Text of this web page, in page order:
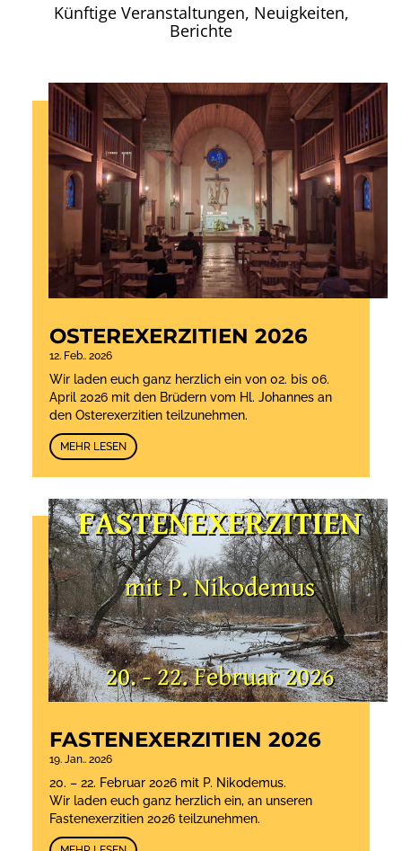
Künftige Veranstaltungen, Neuigkeiten,
Berichte
OSTEREXERZITIEN 2026
12. Feb.. 2026
Wir laden euch ganz herzlich ein von 02. bis 06.
April 2026 mit den Brüdern vom Hl. Johannes an
den Osterexerzitien teilzunehmen.
MEHR LESEN
FASTENEXERZITIEN 2026
19. Jan.. 2026
20. – 22. Februar 2026 mit P. Nikodemus.
Wir laden euch ganz herzlich ein, an unseren
Fastenexerzitien 2026 teilzunehmen.